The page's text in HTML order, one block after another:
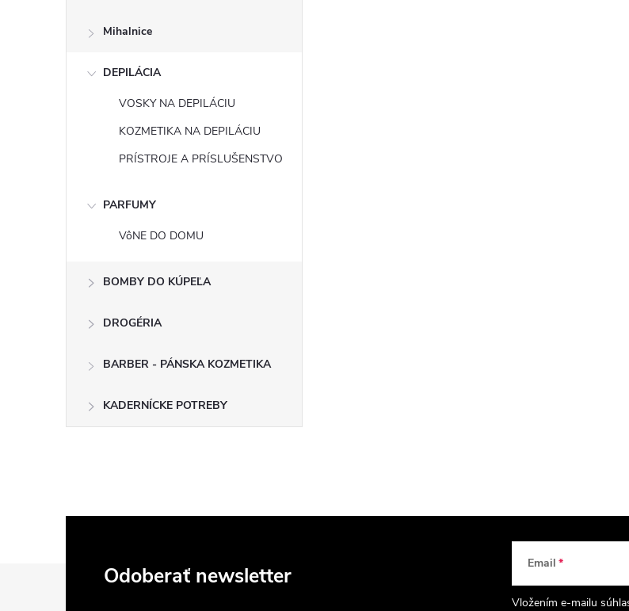
Mihalnice
DEPILÁCIA
VOSKY NA DEPILÁCIU
KOZMETIKA NA DEPILÁCIU
PRÍSTROJE A PRÍSLUŠENSTVO
PARFUMY
VôNE DO DOMU
BOMBY DO KÚPEĽA
DROGÉRIA
BARBER - PÁNSKA KOZMETIKA
KADERNÍCKE POTREBY
Odoberať newsletter Email
Vložením e-mailu